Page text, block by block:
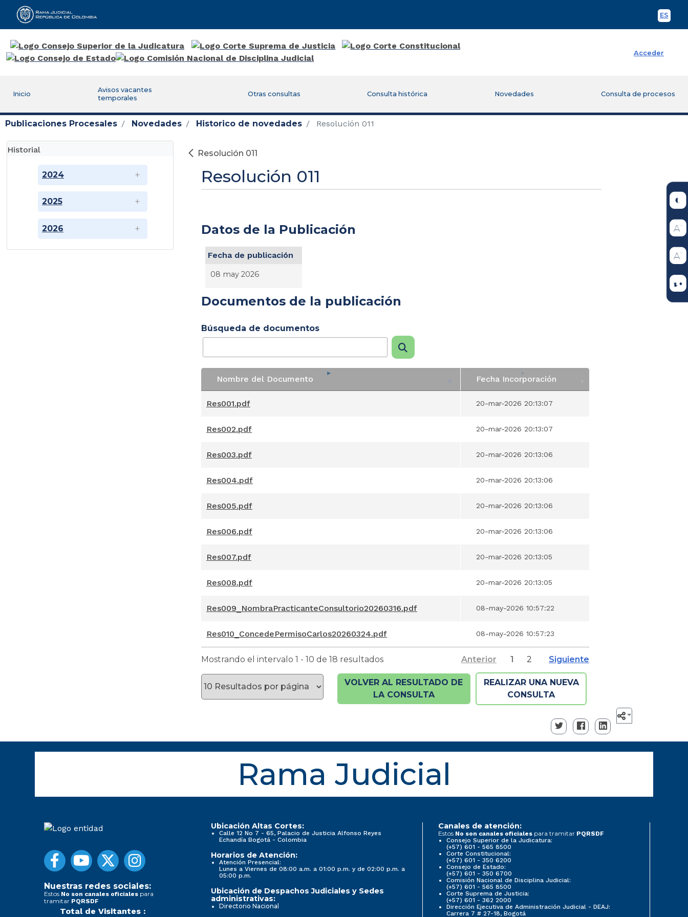
ES
Rama Judicial
Acceder
Inicio
Avisos vacantes
temporales
Otras consultas Consulta histórica Novedades Consulta de procesos
Publicaciones Procesales Novedades Historico de novedades Resolución 011
Historial
2024
2025
2026
Resolución 011
Resolución 011
Datos de la Publicación
Fecha de publicación
08 may 2026
Documentos de la publicación
Búsqueda de documentos
Nombre del Documento
Fecha Incorporación
Res001.pdf 20-mar-2026 20:13:07
Res002.pdf 20-mar-2026 20:13:07
Res003.pdf 20-mar-2026 20:13:06
Res004.pdf 20-mar-2026 20:13:06
Res005.pdf 20-mar-2026 20:13:06
Res006.pdf 20-mar-2026 20:13:06
Res007.pdf 20-mar-2026 20:13:05
Res008.pdf 20-mar-2026 20:13:05
Res009_NombraPracticanteConsultorio20260316.pdf 08-may-2026 10:57:22
Res010_ConcedePermisoCarlos20260324.pdf 08-may-2026 10:57:23
Mostrando el intervalo 1 - 10 de 18 resultados Anterior 1 2 Siguiente
VOLVER AL RESULTADO DE
LA CONSULTA
REALIZAR UNA NUEVA
CONSULTA
Rama Judicial
Nuestras redes sociales:
Estos No son canales oficiales para
tramitar PQRSDF
Total de Visitantes :
Ubicación Altas Cortes:
Calle 12 No 7 - 65, Palacio de Justicia Alfonso Reyes
Echandía Bogotá - Colombia
Horarios de Atención:
Atención Presencial:
Lunes a Viernes de 08:00 a.m. a 01:00 p.m. y de 02:00 p.m. a
05:00 p.m.
Ubicación de Despachos Judiciales y Sedes
administrativas:
Directorio Nacional
Canales de atención:
Estos No son canales oficiales para tramitar PQRSDF
Consejo Superior de la Judicatura:
(+57) 601 - 565 8500
Corte Constitucional:
(+57) 601 - 350 6200
Consejo de Estado:
(+57) 601 - 350 6700
Comisión Nacional de Disciplina Judicial:
(+57) 601 - 565 8500
Corte Suprema de Justicia:
(+57) 601 - 362 2000
Dirección Ejecutiva de Administración Judicial - DEAJ:
Carrera 7 # 27-18, Bogotá